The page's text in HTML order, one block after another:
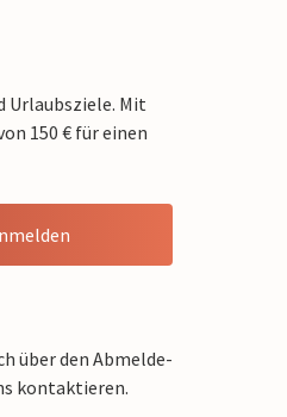
Urlaubsziele. Mit
150 € für einen
über den Abmelde-
kontaktieren.